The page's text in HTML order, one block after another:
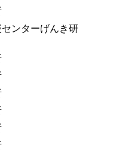
ンターげんき研